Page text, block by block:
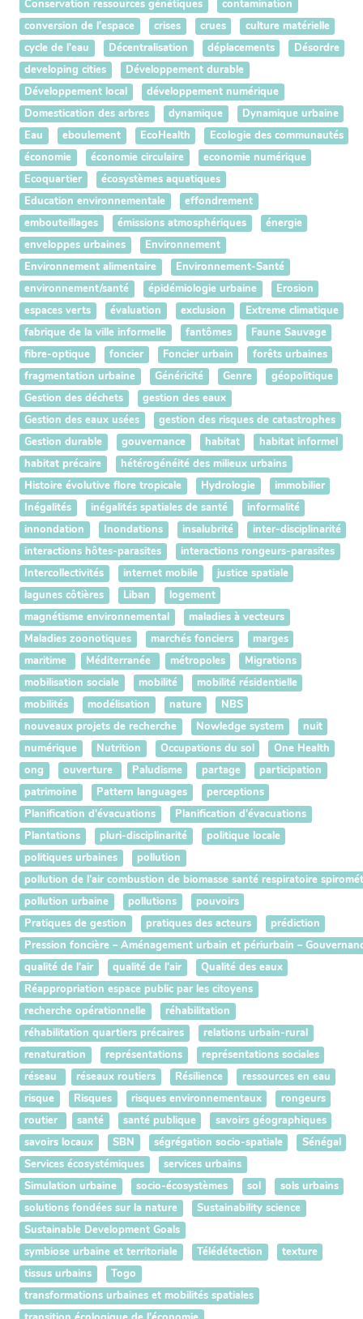
Conservation ressources génétiques
contamination
conversion de l'espace
crises crues
culture matérielle
cycle de l'eau
Décentralisation déplacements
Désordre
developing cities
Développement durable
Développement local
développement numérique
Domestication des arbres
dynamique
Dynamique urbaine
Eau
eboulement EcoHealth
Ecologie des communautés
économie
économie circulaire
economie numérique
Ecoquartier
écosystèmes aquatiques
Education environnementale
effondrement
embouteillages
émissions atmosphériques
énergie
enveloppes urbaines
Environnement
Environnement alimentaire
Environnement-Santé
environnement/santé
épidémiologie urbaine
Erosion
espaces verts
évaluation exclusion
Extreme climatique
fabrique de la ville informelle
fantômes
Faune Sauvage
fibre-optique
foncier Foncier urbain
forêts urbaines
fragmentation urbaine
Généricité Genre
géopolitique
Gestion des déchets
gestion des eaux
Gestion des eaux usées
gestion des risques de catastrophes
Gestion durable
gouvernance habitat
habitat informel
habitat précaire
hétérogénéité des milieux urbains
Histoire évolutive flore tropicale
Hydrologie
immobilier
Inégalités
inégalités spatiales de santé
informalité
innondation
Inondations insalubrité
inter-disciplinarité
interactions hôtes-parasites
interactions rongeurs-parasites
Intercollectivités
internet mobile
justice spatiale
lagunes côtières
Liban
logement
magnétisme environnemental
maladies à vecteurs
Maladies zoonotiques
marchés fonciers
marges
maritime
Méditerranée métropoles
Migrations
mobilisation sociale
mobilité
mobilité résidentielle
mobilités
modélisation nature
NBS
nouveaux projets de recherche
Nowledge system
nuit
numérique
Nutrition Occupations du sol
One Health
ong
ouverture Paludisme partage
participation
patrimoine
Pattern languages
perceptions
Planification d'évacuations
Planification d'évacuations
Plantations
pluri-disciplinarité
politique locale
politiques urbaines
pollution
pollution de l’air combustion de biomasse santé respiratoire
pollution urbaine
pollutions
pouvoirs
Pratiques de gestion
pratiques des acteurs
prédiction
Pression foncière – Aménagement urbain et périurbain –
qualité de l'air
qualité de l'air
Qualité des eaux
Réappropriation espace public par les citoyens
recherche opérationnelle
réhabilitation
réhabilitation quartiers précaires
relations urbain-rural
renaturation
représentations
représentations sociales
réseau
réseaux routiers Résilience
ressources en eau
risque
Risques risques environnementaux
rongeurs
routier
santé santé publique
savoirs géographiques
savoirs locaux
SBN ségrégation socio-spatiale
Sénégal
Services écosystémiques
services urbains
Simulation urbaine
socio-écosystèmes sol
sols urbains
solutions fondées sur la nature
Sustainability science
Sustainable Development Goals
symbiose urbaine et territoriale
Télédétection
texture
tissus urbains
Togo
transformations urbaines et mobilités spatiales